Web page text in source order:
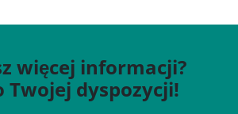
więcej informacji?
Twojej dyspozycji!